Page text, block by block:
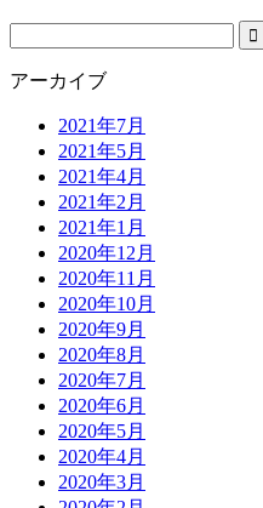
アーカイブ
2021年7月
2021年5月
2021年4月
2021年2月
2021年1月
2020年12月
2020年11月
2020年10月
2020年9月
2020年8月
2020年7月
2020年6月
2020年5月
2020年4月
2020年3月